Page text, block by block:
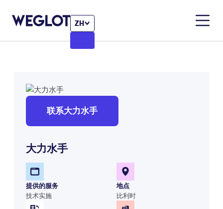
ZH
联系大力水手
大力水手
提供的服务
技术实施
地点
比利时